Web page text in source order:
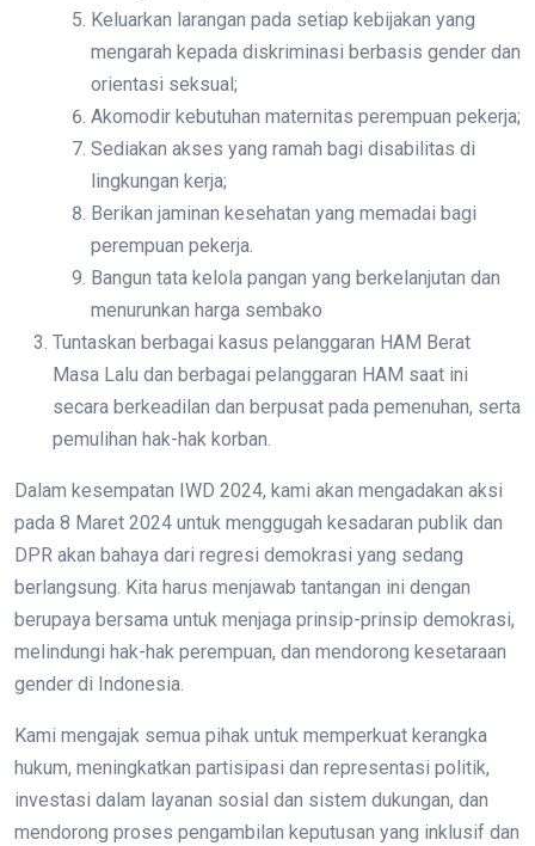
Keluarkan larangan pada setiap kebijakan yang
mengarah kepada diskriminasi berbasis gender dan
orientasi seksual;
Akomodir kebutuhan maternitas perempuan pekerja;
Sediakan akses yang ramah bagi disabilitas di
lingkungan kerja;
Berikan jaminan kesehatan yang memadai bagi
perempuan pekerja.
Bangun tata kelola pangan yang berkelanjutan dan
menurunkan harga sembako
Tuntaskan berbagai kasus pelanggaran HAM Berat
Masa Lalu dan berbagai pelanggaran HAM saat ini
secara berkeadilan dan berpusat pada pemenuhan, serta
pemulihan hak-hak korban.
Dalam kesempatan IWD 2024, kami akan mengadakan aksi
pada 8 Maret 2024 untuk menggugah kesadaran publik dan
DPR akan bahaya dari regresi demokrasi yang sedang
berlangsung. Kita harus menjawab tantangan ini dengan
berupaya bersama untuk menjaga prinsip-prinsip demokrasi,
melindungi hak-hak perempuan, dan mendorong kesetaraan
gender di Indonesia.
Kami mengajak semua pihak untuk memperkuat kerangka
hukum, meningkatkan partisipasi dan representasi politik,
investasi dalam layanan sosial dan sistem dukungan, dan
mendorong proses pengambilan keputusan yang inklusif dan